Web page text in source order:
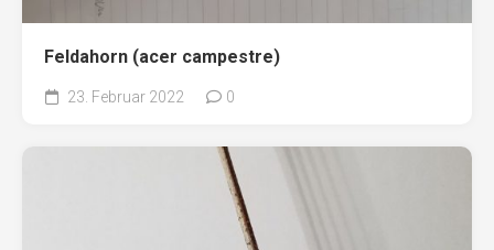
Feldahorn (acer campestre)
23. Februar 2022 0